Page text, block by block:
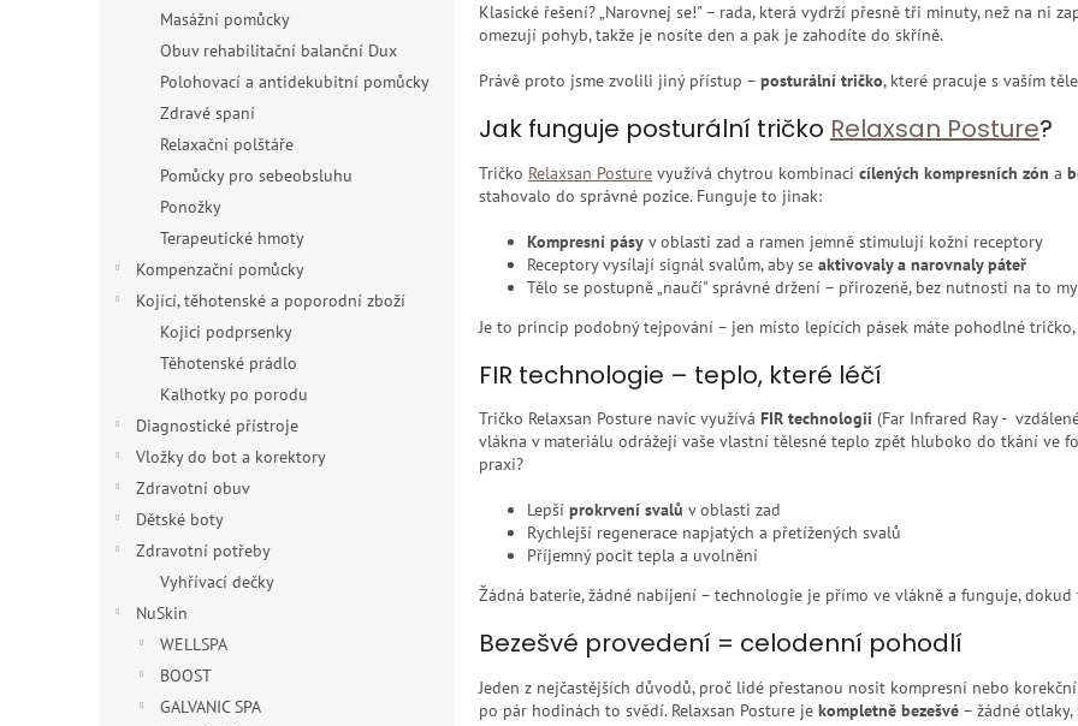
Masážní pomůcky
Obuv rehabilitační balanční Dux
Polohovací a antidekubitní pomůcky
Zdravé spaní
Relaxační polštáře
Pomůcky pro sebeobsluhu
Ponožky
Terapeutické hmoty
Kompenzační pomůcky
Kojící, těhotenské a poporodní zboží
Kojici podprsenky
Těhotenské prádlo
Kalhotky po porodu
Diagnostické přístroje
Vložky do bot a korektory
Zdravotní obuv
Dětské boty
Zdravotní potřeby
Vyhřívací dečky
NuSkin
WELLSPA
BOOST
GALVANIC SPA
Klasické řešení? „Narovnej se!" – rada, která vydrží přesně tři minuty, než na ni
omezují pohyb, takže je nosíte den a pak je zahodíte do skříně.
Právě proto jsme zvolili jiný přístup – posturální tričko, které pracuje s vaším
Jak funguje posturální tričko Relaxsan Posture?
Tričko Relaxsan Posture využívá chytrou kombinaci cílených kompresních zón a
stahovalo do správné pozice. Funguje to jinak:
Kompresní pásy v oblasti zad a ramen jemně stimulují kožní receptory
Receptory vysílají signál svalům, aby se aktivovaly a narovnaly páteř
Tělo se postupně „naučí" správné držení – přirozeně, bez nutnosti na to
Je to princip podobný tejpování – jen místo lepících pásek máte pohodlné
FIR technologie – teplo, které léčí
Tričko Relaxsan Posture navíc využívá FIR technologii (Far Infrared Ray -
vlákna v materiálu odrážejí vaše vlastní tělesné teplo zpět hluboko do tkání ve
praxi?
Lepší prokrvení svalů v oblasti zad
Rychlejší regenerace napjatých a přetížených svalů
Příjemný pocit tepla a uvolnění
Žádná baterie, žádné nabíjení – technologie je přímo ve vlákně a funguje,
Bezešvé provedení = celodenní pohodlí
Jeden z nejčastějších důvodů, proč lidé přestanou nosit kompresní nebo
po pár hodinách to svědí. Relaxsan Posture je kompletně bezešvé – žádné